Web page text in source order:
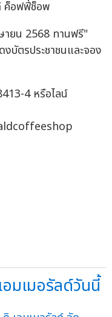
ายน 2568 ทานฟรี"
บัตรประชาชนและจอง
4 หรือไลน์
อมเมอรัลด์วันนี้